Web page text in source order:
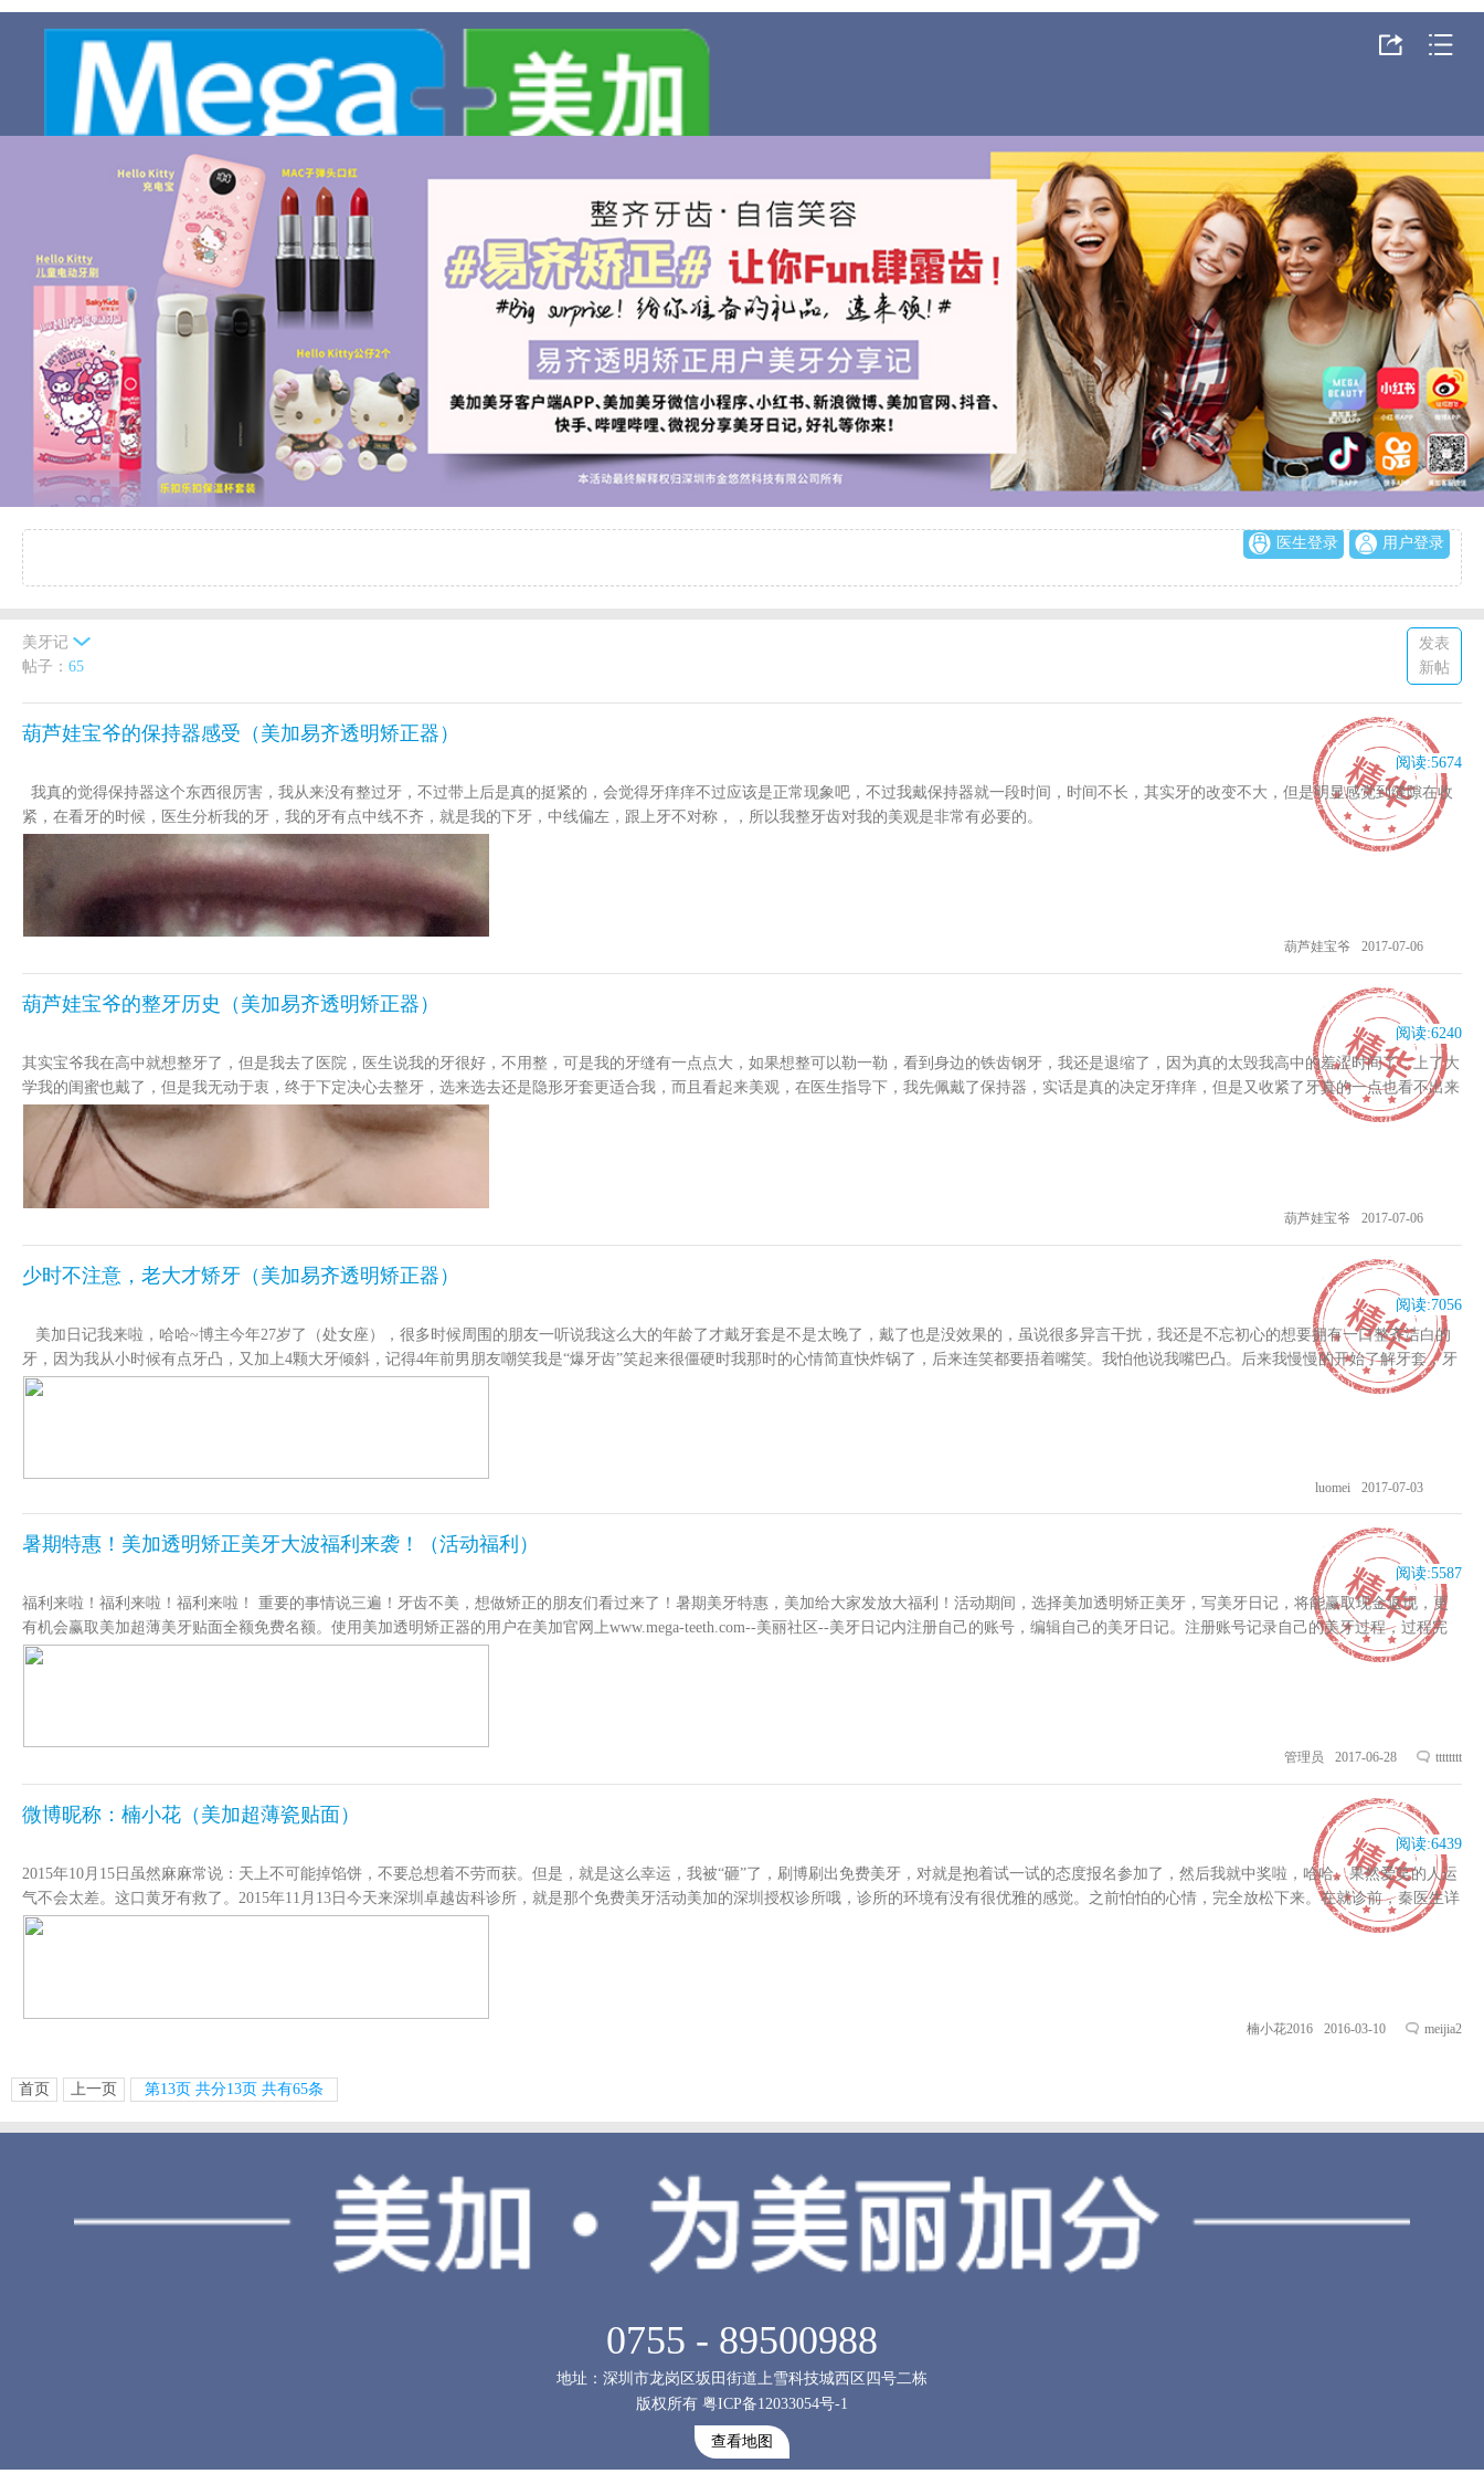
用户登录
医生登录
美牙记
帖子： 65
发表
新帖
葫芦娃宝爷的保持器感受（美加易齐透明矫正器）
阅读:5674
我真的觉得保持器这个东西很厉害，我从来没有整过牙，不过带上后是真的挺紧的，会觉得牙痒痒不过应该是正常现象吧，不过我戴保持器就一段时间，时间不长，其实牙的改变不大，但是明显感觉到缝隙在收
紧，在看牙的时候，医生分析我的牙，我的牙有点中线不齐，就是我的下牙，中线偏左，跟上牙不对称，，所以我整牙齿对我的美观是非常有必要的。
葫芦娃宝爷 2017-07-06
葫芦娃宝爷的整牙历史（美加易齐透明矫正器）
阅读:6240
其实宝爷我在高中就想整牙了，但是我去了医院，医生说我的牙很好，不用整，可是我的牙缝有一点点大，如果想整可以勒一勒，看到身边的铁齿钢牙，我还是退缩了，因为真的太毁我高中的羞涩时间了，上了大
学我的闺蜜也戴了，但是我无动于衷，终于下定决心去整牙，选来选去还是隐形牙套更适合我，而且看起来美观，在医生指导下，我先佩戴了保持器，实话是真的决定牙痒痒，但是又收紧了牙真的一点也看不出来
呢，这是整牙前的照片，期待后期效果，下一篇告诉大家有关保持器的故事。
葫芦娃宝爷 2017-07-06
少时不注意，老大才矫牙（美加易齐透明矫正器）
阅读:7056
美加日记我来啦，哈哈~博主今年27岁了（处女座），很多时候周围的朋友一听说我这么大的年龄了才戴牙套是不是太晚了，戴了也是没效果的，虽说很多异言干扰，我还是不忘初心的想要拥有一口整齐洁白的
牙，因为我从小时候有点牙凸，又加上4颗大牙倾斜，记得4年前男朋友嘲笑我是“爆牙齿”笑起来很僵硬时我那时的心情简直快炸锅了，后来连笑都要捂着嘴笑。我怕他说我嘴巴凸。后来我慢慢的开始了解牙套，牙
贴面，慢慢的我开始第一步戴牙套，2014年我戴了传统的钢丝牙套，记得那个时候有一个月我都是喝的稀饭（钢丝挂嘴很痛＋嘴皮出血）我忍受了2年把基本的牙都矫正过来了，可是在去年取牙套后的4个月我的牙
大白整齐的牙牙们。因为我是个开朗乐观的女孩（哦现在大了，是女人了）喜欢笑，因为牙是笑容的全部。
luomei 2017-07-03
暑期特惠！美加透明矫正美牙大波福利来袭！（活动福利）
阅读:5587
福利来啦！福利来啦！福利来啦！ 重要的事情说三遍！牙齿不美，想做矫正的朋友们看过来了！暑期美牙特惠，美加给大家发放大福利！活动期间，选择美加透明矫正美牙，写美牙日记，将能赢取现金返现，更
有机会赢取美加超薄美牙贴面全额免费名额。使用美加透明矫正器的用户在美加官网上www.mega-teeth.com--美丽社区--美牙日记内注册自己的账号，编辑自己的美牙日记。注册账号记录自己的美牙过程，过程完
整，分享给美加即可获得相应的现金奖励。 美加矫正日记奖励：1、每篇50元，一副牙套仅限申请一次，累计最高返现1200元；2、日记返现领取，请您在网站后台申请后截图发给微信公众号（美加矫正或美加透
审核要求：照片清晰，角度呈现完整，文字内容真实丰富。一副牙套仅限分享一次。分享的时候请带上话题 #美加矫正日记# 以便于审核和统计。注意：1、参与此活动即代表着您已经同意我们可以将您分享的矫正
管理员 2017-06-28 tttttttt
微博昵称：楠小花（美加超薄瓷贴面）
阅读:6439
2015年10月15日虽然麻麻常说：天上不可能掉馅饼，不要总想着不劳而获。但是，就是这么幸运，我被“砸”了，刷博刷出免费美牙，对就是抱着试一试的态度报名参加了，然后我就中奖啦，哈哈。果然爱笑的人运
气不会太差。这口黄牙有救了。2015年11月13日今天来深圳卓越齿科诊所，就是那个免费美牙活动美加的深圳授权诊所哦，诊所的环境有没有很优雅的感觉。之前怕怕的心情，完全放松下来。在就诊前，秦医生详
细地给我介绍了美加超薄贴面，也咨询了我个人的诉求。其实我牙蛮好的，就是有些黄，尤其是在上口红后就更明显了，结果跟牙齿比色板一比，发现是真的好黄。问秦医生要的照片，就此留念。取完牙模，医生
楠小花2016 2016-03-10 meijia2
首页 上一页 第13页 共分13页 共有65条
0755 - 89500988
地址：深圳市龙岗区坂田街道上雪科技城西区四号二栋
版权所有 粤ICP备12033054号-1
查看地图